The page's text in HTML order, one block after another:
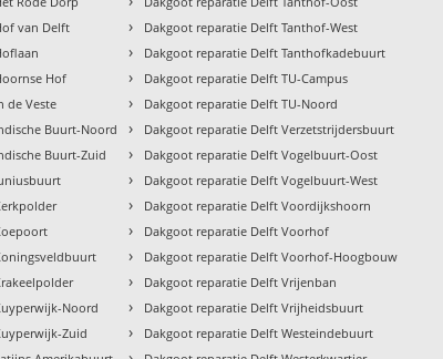
van Delft
Hof
de Veste
Buurt-Noord
Buurt-Zuid
Noord
Zuid
› Dakgoot reparatie Delft Tanthof-West
› Dakgoot reparatie Delft Tanthofkadebuurt
› Dakgoot reparatie Delft TU-Campus
› Dakgoot reparatie Delft TU-Noord
› Dakgoot reparatie Delft Verzetstrijdersbuurt
› Dakgoot reparatie Delft Vogelbuurt-Oost
› Dakgoot reparatie Delft Vogelbuurt-West
› Dakgoot reparatie Delft Voordijkshoorn
› Dakgoot reparatie Delft Voorhof
› Dakgoot reparatie Delft Voorhof-Hoogbouw
› Dakgoot reparatie Delft Vrijenban
› Dakgoot reparatie Delft Vrijheidsbuurt
› Dakgoot reparatie Delft Westeindebuurt